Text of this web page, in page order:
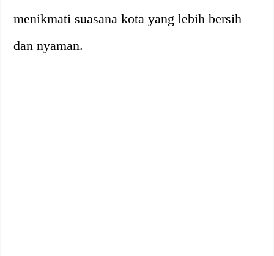
menikmati suasana kota yang lebih bersih
dan nyaman.